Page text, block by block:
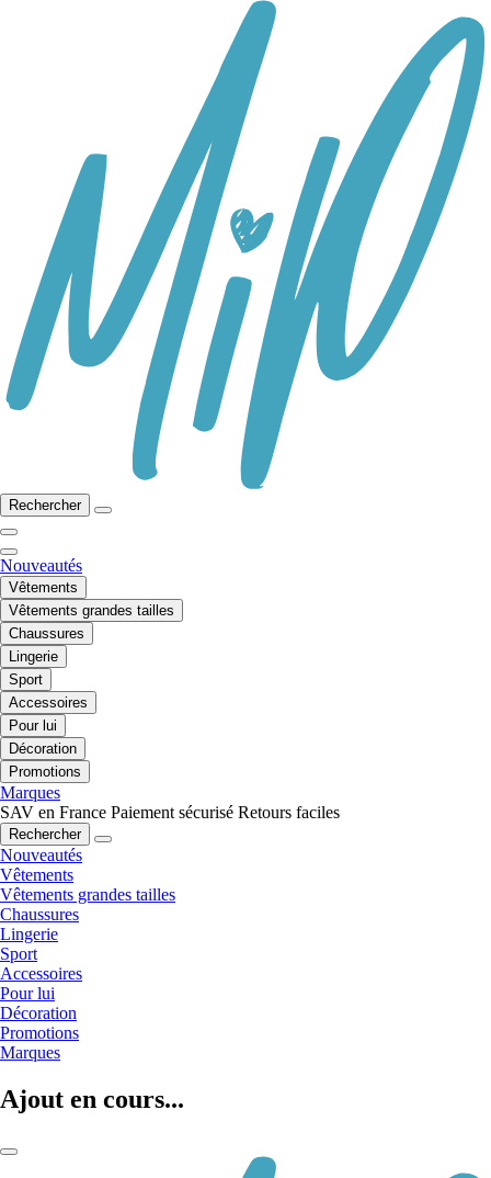
Rechercher
Nouveautés
Vêtements
Vêtements grandes tailles
Chaussures
Lingerie
Sport
Accessoires
Pour lui
Décoration
Promotions
Marques
SAV en France Paiement sécurisé Retours faciles
Rechercher
Nouveautés
Vêtements
Vêtements grandes tailles
Chaussures
Lingerie
Sport
Accessoires
Pour lui
Décoration
Promotions
Marques
Ajout en cours...